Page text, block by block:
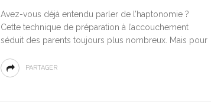
Avez-vous déjà entendu parler de l’haptonomie ?
Cette technique de préparation à l’accouchement
séduit des parents toujours plus nombreux. Mais pour
PARTAGER